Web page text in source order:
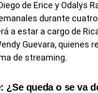
de Erice y Odalys
durante
a estar a cargo de
Guevara, quienes
de streaming.
¿Se queda o se va